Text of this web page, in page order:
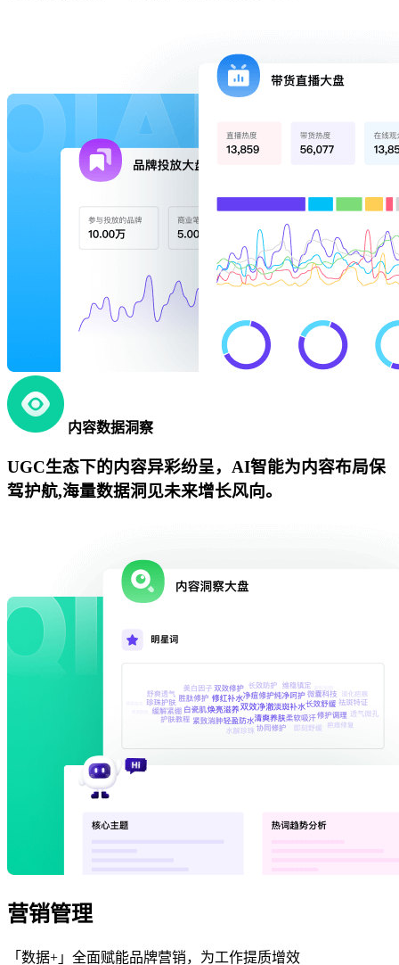
内容数据洞察
UGC生态下的内容异彩纷呈，AI智能为内容布局保
驾护航,海量数据洞见未来增长风向。
营销管理
「数据+」全面赋能品牌营销，为工作提质增效